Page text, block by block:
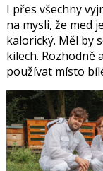
I přes všechny
na mysli, že med
kalorický. Měl by
kilech. Rozhodně
používat místo